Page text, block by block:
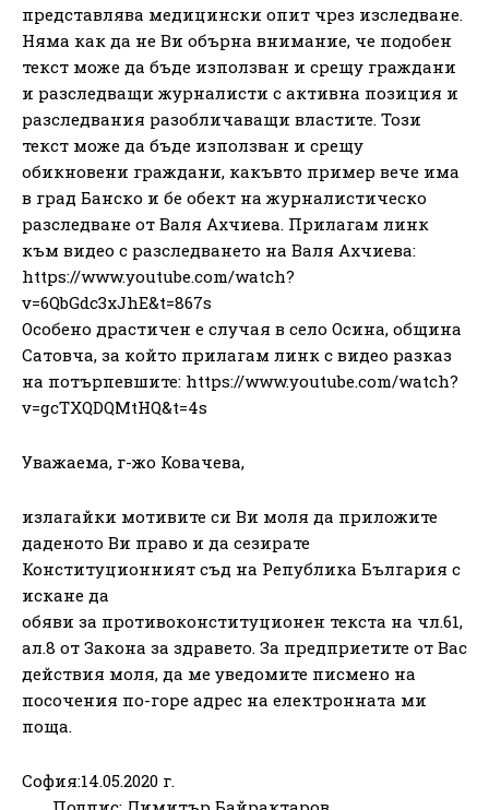
представлява медицински опит чрез изследване.
Няма как да не Ви обърна внимание, че подобен
текст може да бъде използван и срещу граждани
и разследващи журналисти с активна позиция и
разследвания разобличаващи властите. Този
текст може да бъде използван и срещу
обикновени граждани, какъвто пример вече има
в град Банско и бе обект на журналистическо
разследване от Валя Ахчиева. Прилагам линк
към видео с разследването на Валя Ахчиева:
https://www.youtube.com/watch?
v=6QbGdc3xJhE&t=867s
Особено драстичен е случая в село Осина, община
Сатовча, за който прилагам линк с видео разказ
на потърпевшите: https://www.youtube.com/watch?
v=gcTXQDQMtHQ&t=4s
Уважаема, г-жо Ковачева,
излагайки мотивите си Ви моля да приложите
даденото Ви право и да сезирате
Конституционният съд на Република България с
искане да
обяви за противоконституционен текста на чл.61,
ал.8 от Закона за здравето. За предприетите от Вас
действия моля, да ме уведомите писмено на
посочения по-горе адрес на електронната ми
поща.
София:14.05.2020 г.